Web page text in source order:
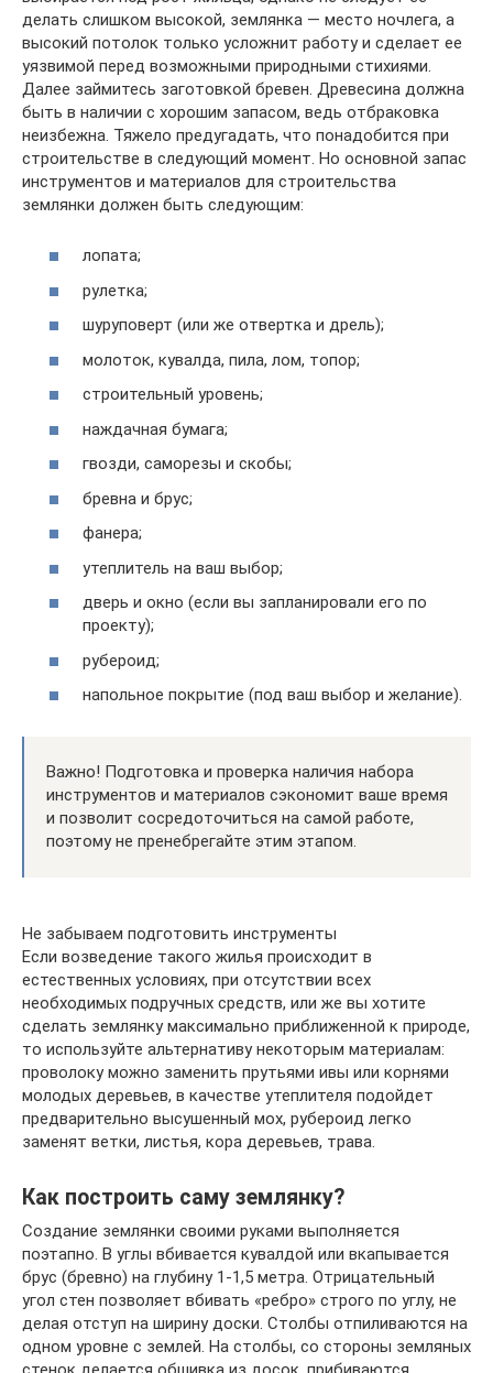
делать слишком высокой, землянка — место ночлега, а
высокий потолок только усложнит работу и сделает ее
уязвимой перед возможными природными стихиями.
Далее займитесь заготовкой бревен. Древесина должна
быть в наличии с хорошим запасом, ведь отбраковка
неизбежна. Тяжело предугадать, что понадобится при
строительстве в следующий момент. Но основной запас
инструментов и материалов для строительства
землянки должен быть следующим:
лопата;
рулетка;
шуруповерт (или же отвертка и дрель);
молоток, кувалда, пила, лом, топор;
строительный уровень;
наждачная бумага;
гвозди, саморезы и скобы;
бревна и брус;
фанера;
утеплитель на ваш выбор;
дверь и окно (если вы запланировали его по
проекту);
рубероид;
напольное покрытие (под ваш выбор и желание).
Важно! Подготовка и проверка наличия набора
инструментов и материалов сэкономит ваше время
и позволит сосредоточиться на самой работе,
поэтому не пренебрегайте этим этапом.
Не забываем подготовить инструменты
Если возведение такого жилья происходит в
естественных условиях, при отсутствии всех
необходимых подручных средств, или же вы хотите
сделать землянку максимально приближенной к природе,
то используйте альтернативу некоторым материалам:
проволоку можно заменить прутьями ивы или корнями
молодых деревьев, в качестве утеплителя подойдет
предварительно высушенный мох, рубероид легко
заменят ветки, листья, кора деревьев, трава.
Как построить саму землянку?
Создание землянки своими руками выполняется
поэтапно. В углы вбивается кувалдой или вкапывается
брус (бревно) на глубину 1-1,5 метра. Отрицательный
угол стен позволяет вбивать «ребро» строго по углу, не
делая отступ на ширину доски. Столбы отпиливаются на
одном уровне с землей. На столбы, со стороны земляных